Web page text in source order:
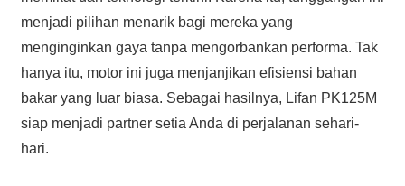
menjadi pilihan menarik bagi mereka yang
menginginkan gaya tanpa mengorbankan performa. Tak
hanya itu, motor ini juga menjanjikan efisiensi bahan
bakar yang luar biasa. Sebagai hasilnya, Lifan PK125M
siap menjadi partner setia Anda di perjalanan sehari-
hari.